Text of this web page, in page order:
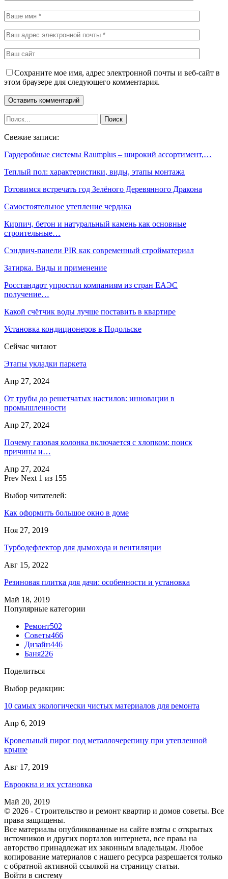
Сохраните мое имя, адрес электронной почты и веб-сайт в
этом браузере для следующего комментария.
Свежие записи:
Гардеробные системы Raumplus – широкий ассортимент,…
Теплый пол: характеристики, виды, этапы монтажа
Готовимся встречать год Зелёного Деревянного Дракона
Самостоятельное утепление чердака
Кирпич, бетон и натуральный камень как основные
строительные…
Сэндвич-панели PIR как современный стройматериал
Затирка. Виды и применение
Росстандарт упростил компаниям из стран ЕАЭС
получение…
Какой счётчик воды лучше поставить в квартире
Установка кондиционеров в Подольске
Сейчас читают
Этапы укладки паркета
Апр 27, 2024
От трубы до решетчатых настилов: инновации в
промышленности
Апр 27, 2024
Почему газовая колонка включается с хлопком: поиск
причины и…
Апр 27, 2024
Prev Next 1 из 155
Выбор читателей:
Как оформить большое окно в доме
Ноя 27, 2019
Турбодефлектор для дымохода и вентиляции
Авг 15, 2022
Резиновая плитка для дачи: особенности и установка
Май 18, 2019
Популярные категории
Ремонт502
Советы466
Дизайн446
Баня226
Поделиться
Выбор редакции:
10 самых экологически чистых материалов для ремонта
Апр 6, 2019
Кровельный пирог под металлочерепицу при утепленной
крыше
Авг 17, 2019
Евроокна и их установка
Май 20, 2019
© 2026 - Строительство и ремонт квартир и домов советы. Все
права защищены.
Все материалы опубликованные на сайте взяты с открытых
источников и других порталов интернета, все права на
авторство принадлежат их законным владельцам. Любое
копирование материалов с нашего ресурса разрешается только
с обратной активной ссылкой на страницу статьи.
Войти в систему